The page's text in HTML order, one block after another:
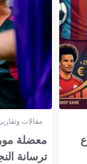
مقالات
معضلة
ترسانة